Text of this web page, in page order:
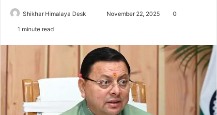
Shikhar Himalaya Desk November 22, 2025 0
1 minute read